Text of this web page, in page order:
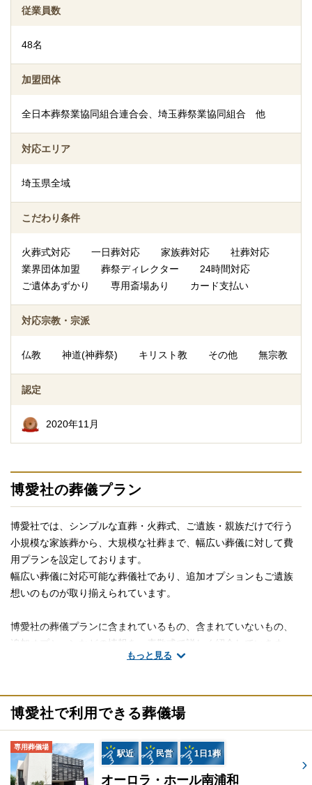
従業員数
48名
加盟団体
全日本葬祭業協同組合連合会、埼玉葬祭業協同組合 他
対応エリア
埼玉県全域
こだわり条件
火葬式対応 一日葬対応 家族葬対応
社葬対応
業界団体加盟
葬祭ディレクター
24時間対応
ご遺体あずかり
専用斎場あり カード支払い
対応宗教・宗派
仏教 神道(神葬祭) キリスト教 その他 無宗教
認定
2020年11月
もっと見る
博愛社の葬儀プラン
博愛社では、シンプルな直葬・火葬式、ご遺族・親族だけで行う
小規模な家族葬から、大規模な社葬まで、幅広い葬儀に対して費
用プランを設定しております。
幅広い葬儀に対応可能な葬儀社であり、追加オプションもご遺族
想いのものが取り揃えられています。
博愛社の葬儀プランに含まれているもの、含まれていないもの、
追加オプションなどの情報を、表敬式で詳しく紹介していきま
※掲載情報は、葬儀事業者の公式サイトなど、2025年3月24日時
点で、一般公開されている情報を参照し編集したものです。
直葬・火葬式プラン（140,800円～）（税込）
含まれるもの
博愛社で利用できる葬儀場
専用葬儀場
駅近 民営 1日1葬
オーロラ・ホール南浦和